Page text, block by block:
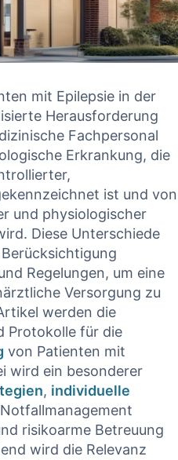
mit Epilepsie⁣ in der
Herausforderung
Fachpersonal
Erkrankung, die
ist und von
und physiologischer
Diese Unterschiede
Regelungen, um ‍eine
Versorgung zu
werden die
Protokolle für die
von Patienten mit
wird‌ ein‌ besonderer
, individuelle
risikoarme Betreuung⁣
⁢wird die Relevanz